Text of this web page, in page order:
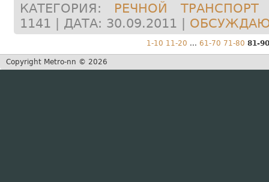
КАТЕГОРИЯ: РЕЧНОЙ ТРАНСПОРТ
1141 | ДАТА: 30.09.2011 |
1-10 11-20 ... 61-70 71-80 81-
Copyright Metro-nn © 2026